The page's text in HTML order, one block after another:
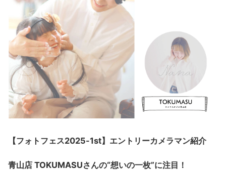
【フォトフェス2025-1st】エントリーカメラマン紹介
青山店 TOKUMASUさんの“想いの一枚”に注目！